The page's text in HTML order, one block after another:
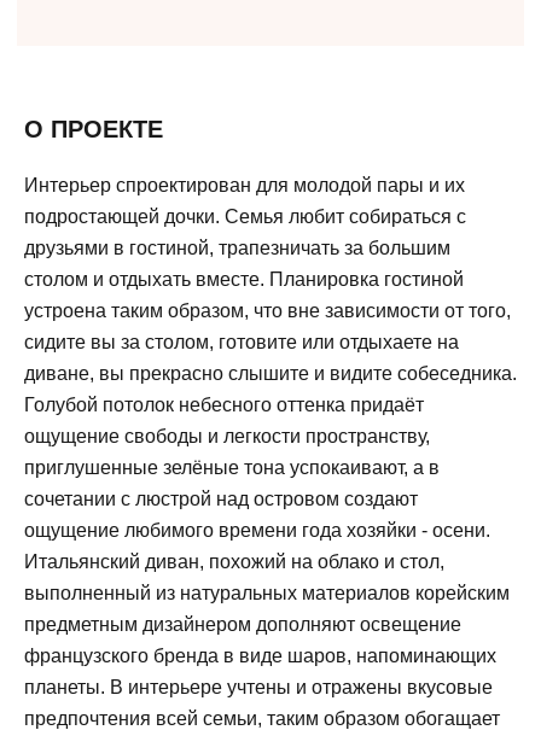
О ПРОЕКТЕ
Интерьер спроектирован для молодой пары и их
подростающей дочки. Семья любит собираться с
друзьями в гостиной, трапезничать за большим
столом и отдыхать вместе. Планировка гостиной
устроена таким образом, что вне зависимости от того,
сидите вы за столом, готовите или отдыхаете на
диване, вы прекрасно слышите и видите собеседника.
Голубой потолок небесного оттенка придаёт
ощущение свободы и легкости пространству,
приглушенные зелёные тона успокаивают, а в
сочетании с люстрой над островом создают
ощущение любимого времени года хозяйки - осени.
Итальянский диван, похожий на облако и стол,
выполненный из натуральных материалов корейским
предметным дизайнером дополняют освещение
французского бренда в виде шаров, напоминающих
планеты. В интерьере учтены и отражены вкусовые
предпочтения всей семьи, таким образом обогащает